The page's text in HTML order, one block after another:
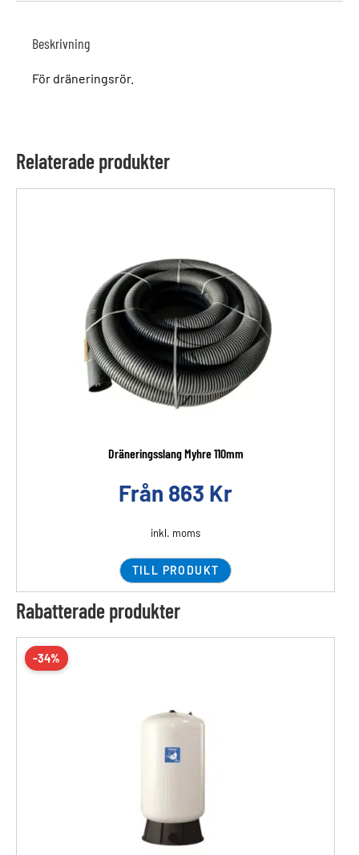
Beskrivning
För dräneringsrör.
Relaterade produkter
Dräneringsslang Myhre 110mm
Från 863 Kr
inkl. moms
TILL PRODUKT
Rabatterade produkter
-34%